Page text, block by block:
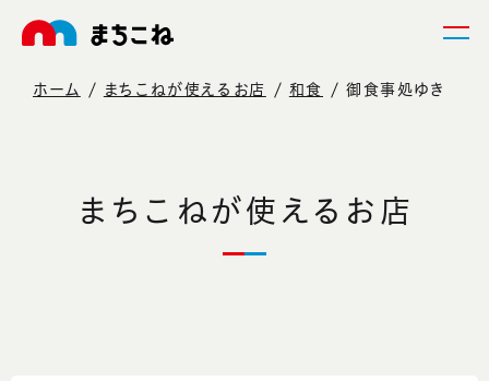
ホーム まちこねが使えるお店 和食 御食事処ゆき
まちこねが使えるお店